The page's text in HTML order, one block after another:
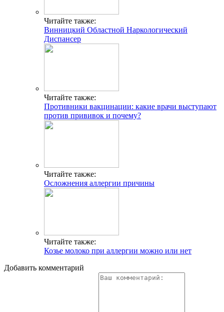
Читайте также:
Винницкий Областной Наркологический
Диспансер
Читайте также:
Противники вакцинации: какие врачи выступают
против прививок и почему?
Читайте также:
Осложнения аллергии причины
Читайте также:
Козье молоко при аллергии можно или нет
Добавить комментарий